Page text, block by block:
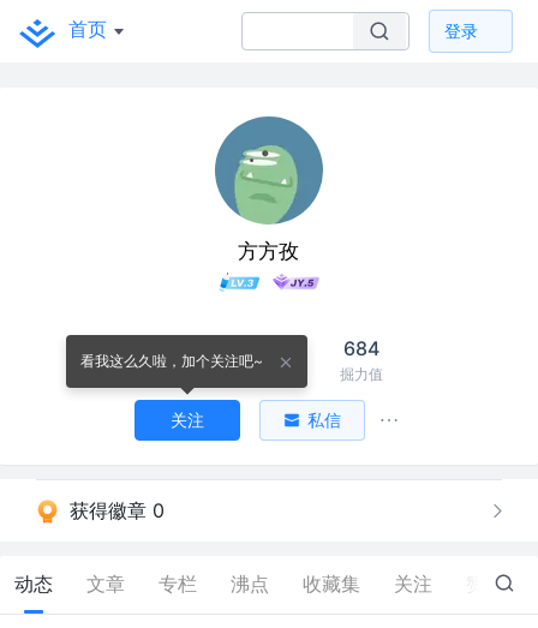
首页 登录
方方孜
关注 关注者
684
掘力值
看我这么久啦，加个关注吧~
关注 私信
获得徽章 0
动态 文章 专栏 沸点 收藏集 关注 50